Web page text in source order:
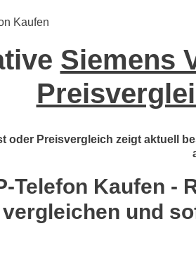
Kaufen
Siemens
oder Preisvergleich zeigt aktuell
Telefon Kaufen -
vergleichen und